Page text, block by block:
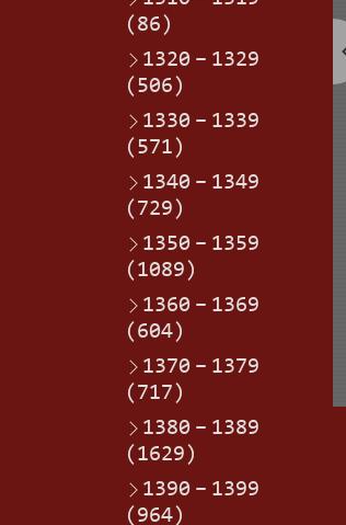
(86)
1320 – 1329
(506)
1330 – 1339
(571)
1340 – 1349
(729)
1350 – 1359
(1089)
1360 – 1369
(604)
1370 – 1379
(717)
1380 – 1389
(1629)
1390 – 1399
(964)